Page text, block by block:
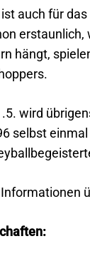
auch für
hängt,
wird
selbst